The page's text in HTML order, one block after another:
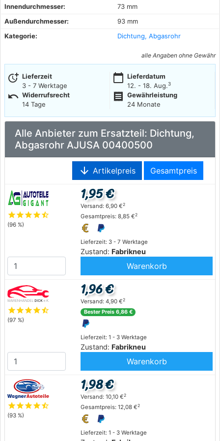
Innendurchmesser:
73 mm
Außendurchmesser:
93 mm
Kategorie:
Dichtung, Abgasrohr
alle Angaben ohne Gewähr
more_time Lieferzeit
3 - 7 Werktage
calendar_today Lieferdatum
12. - 18. Aug.3
undo Widerrufsrecht
14 Tage
receipt
Gewährleistung
24 Monate
Alle Anbieter zum Ersatzteil: Dichtung,
Abgasrohr AJUSA 00400500
arrow_downward Artikelpreis Gesamtpreis
starstarstarstarstar_half
(96 %)
Lieferzeit: 3 - 7 Werktage
Zustand: Fabrikneu
1,95 €
Versand: 6,90 €2
Gesamtpreis: 8,85 €2
Warenkorb
starstarstarstarstar_half
(97 %)
Lieferzeit: 1 - 3 Werktage
Zustand: Fabrikneu
1,96 €
Versand: 4,90 €2
Bester Preis 6,86 €
Warenkorb
starstarstarstarstar_half
(93 %)
Lieferzeit: 1 - 3 Werktage
1,98 €
Versand: 10,10 €2
Gesamtpreis: 12,08 €2